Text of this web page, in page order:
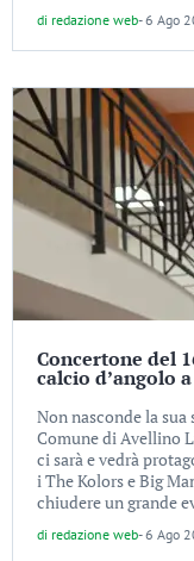
di redazione web-6 Ago
Concertone del
calcio d’angolo
Non nasconde la
Comune di Avellino
ci sarà e vedrà
i The Kolors e Big
chiudere un grande
di redazione web-6 Ago